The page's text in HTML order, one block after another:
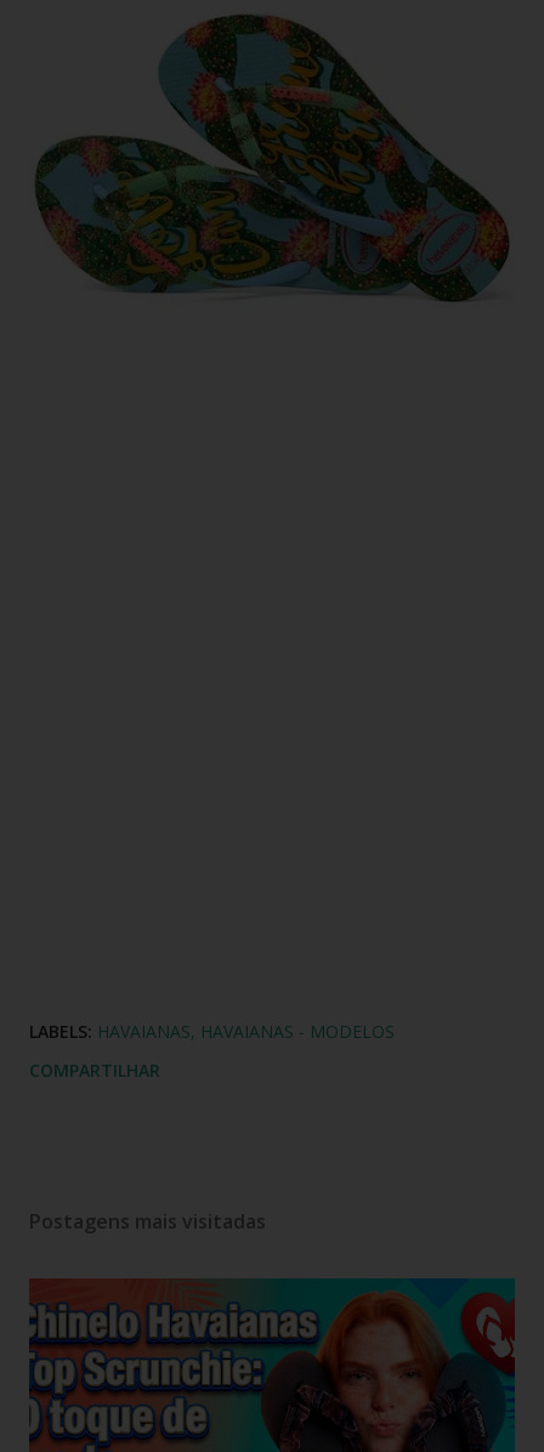
LABELS: HAVAIANAS HAVAIANAS - MODELOS
COMPARTILHAR
Postagens mais visitadas